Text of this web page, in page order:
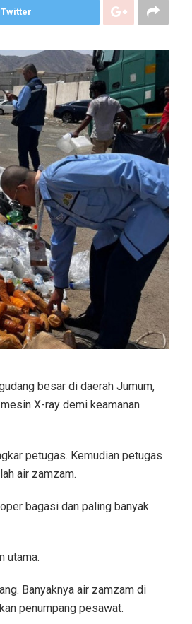
besar di daerah Jumum,
X-ray demi keamanan
petugas. Kemudian petugas
air zamzam.
bagasi dan paling banyak
utama.
Banyaknya air zamzam di
penumpang pesawat.